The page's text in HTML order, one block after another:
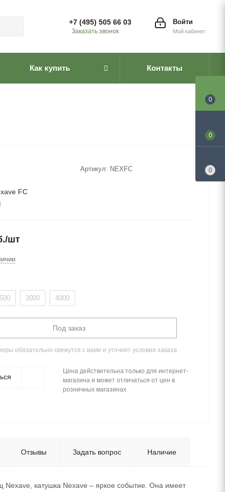
Войти
Мой кабинет
+7 (495) 505 66 03
Заказать звонок
Как купить Контакты
Артикул: NEXFC
FC
/шт
3000 4000
Под заказ
обязательно свяжутся с вами и уточнят условия заказа
Цена действительна только для интернет-
магазина и может отличаться от цен в
розничных магазинах
Отзывы Задать вопрос Наличие
Nexave, катушка Nexave – яркое событие. Она имеет
0
0
0